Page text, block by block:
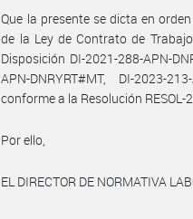
Que la presente se dicta en
de la Ley de Contrato de
Disposición DI-2021-288-APN-
APN-DNRYRT#MT, DI-2023-
conforme a la Resolución RESOL-
Por ello,
EL DIRECTOR DE NORMATIVA